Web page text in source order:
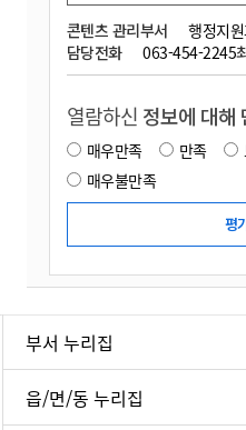
콘텐츠 관리부서
행정지
담당전화
063-454-2245
열람하신 정보에 대해
매우만족 만족
매우불만족
부서 누리집
읍/면/동 누리집